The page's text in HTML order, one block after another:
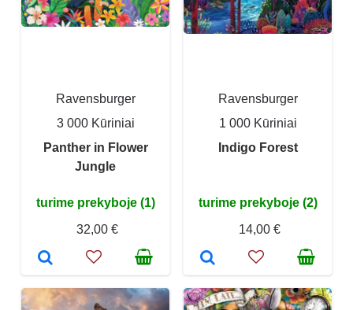
Ravensburger
3 000 Kūriniai
Panther in Flower
Jungle
turime prekyboje (1)
32,00 €
Ravensburger
1 000 Kūriniai
Indigo Forest
turime prekyboje (2)
14,00 €